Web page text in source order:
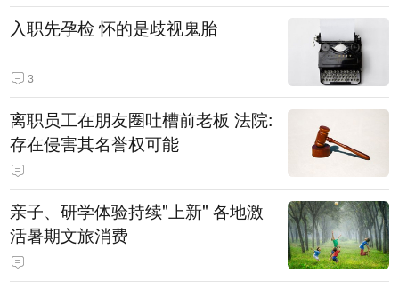
入职先孕检 怀的是歧视鬼胎
3
离职员工在朋友圈吐槽前老板 法院:
存在侵害其名誉权可能
亲子、研学体验持续"上新" 各地激
活暑期文旅消费